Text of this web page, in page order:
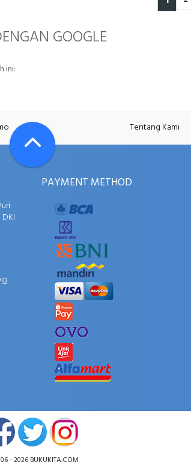
GOOGLE
ini:
Tentang Kami
PAYMENT METHOD
- 2026 BUKUKITA.COM